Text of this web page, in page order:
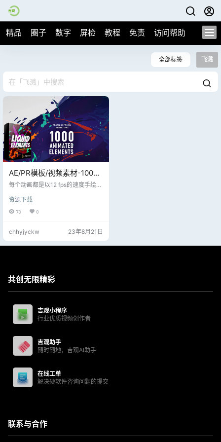
精品 圈子 数字 屏检 教程 免责 访问帮助
全部标签 飞溅
AE/PR模板/视频素材-1000
个手绘液体闪光流体二维卡
每个动画都是以12 fps的速度手绘
别包括飞溅、爆炸、水滴、爪子、
烟雾、闪电、眼泪、火、涂鸦、速
00 多个动画。 每个动画都有多种样
式，如发光、涂鸦、纹理等等。液
体效果很容易与任何配色方案搭配
资源下载
73 0
chhyjyckw 23年8月21日
共创无限精彩
吉观小程序
行业优质视频创作者
吉观助手
随时随地，吉观AI助手
在线工单
解决硬软件咨询问题的提交
联系与合作